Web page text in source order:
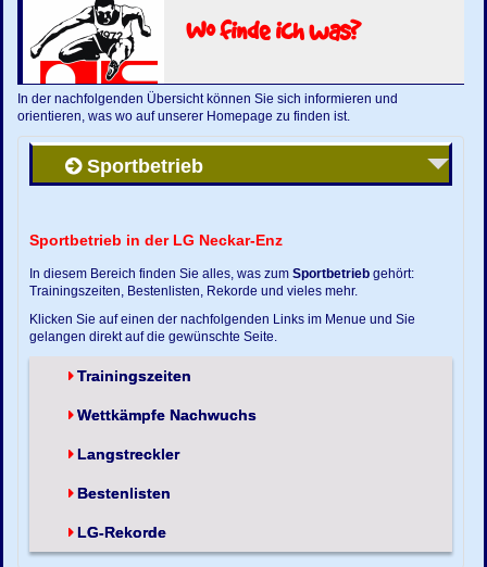
Wo finde ich was?
In der nachfolgenden Übersicht können Sie sich informieren und
orientieren, was wo auf unserer Homepage zu finden ist.
Sportbetrieb
Sportbetrieb in der LG Neckar-Enz
In diesem Bereich finden Sie alles, was zumSportbetrieb gehört:
Trainingszeiten, Bestenlisten, Rekorde und vieles mehr.
Klicken Sie auf einen der nachfolgenden Links im Menue und Sie
gelangen direkt auf die gewünschte Seite.
Trainingszeiten
Wettkämpfe Nachwuchs
Langstreckler
Bestenlisten
LG-Rekorde